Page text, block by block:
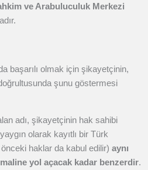
ve Arabuluculuk Merkezi
başarılı olmak için şikayetçinin,
şunu göstermesi
adı, şikayetçinin hak sahibi
olarak kayıtlı bir Türk
haklar da kabul edilir) aynı
yol açacak kadar benzerdir.